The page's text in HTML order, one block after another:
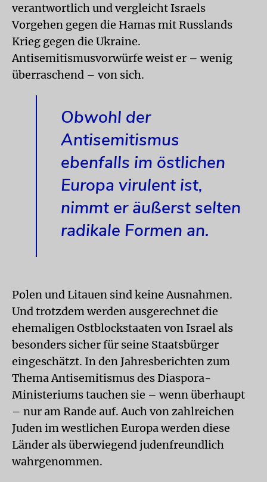
verantwortlich und vergleicht Israels
Vorgehen gegen die Hamas mit Russlands
Krieg gegen die Ukraine.
Antisemitismusvorwürfe weist er – wenig
überraschend – von sich.
Obwohl der
Antisemitismus
ebenfalls im östlichen
Europa virulent ist,
nimmt er äußerst selten
radikale Formen an.
Polen und Litauen sind keine Ausnahmen.
Und trotzdem werden ausgerechnet die
ehemaligen Ostblockstaaten von Israel als
besonders sicher für seine Staatsbürger
eingeschätzt. In den Jahresberichten zum
Thema Antisemitismus des Diaspora-
Ministeriums tauchen sie – wenn überhaupt
– nur am Rande auf. Auch von zahlreichen
Juden im westlichen Europa werden diese
Länder als überwiegend judenfreundlich
wahrgenommen.